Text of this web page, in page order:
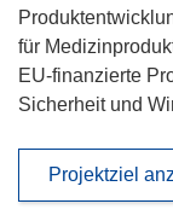
für
EU-finanzierte
Sicherheit und
Projektziel